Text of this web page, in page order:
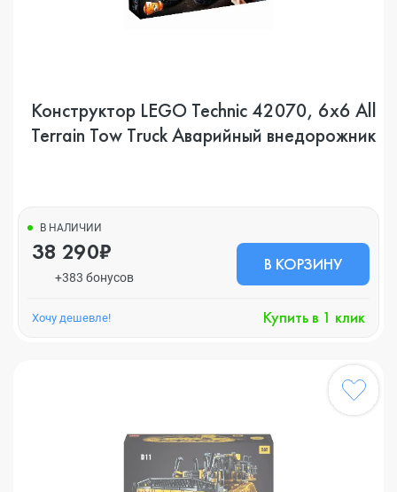
Конструктор LEGO Technic 42070, 6x6 All
Terrain Tow Truck Аварийный внедорожник
В НАЛИЧИИ
38 290₽
+383 бонусов
В КОРЗИНУ
Хочу дешевле! Купить в 1 клик